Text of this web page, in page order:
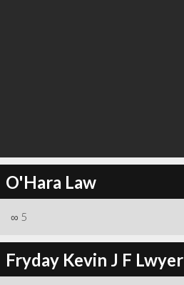
O'Hara Law
∞ 5
Fryday Kevin J F Lwyer